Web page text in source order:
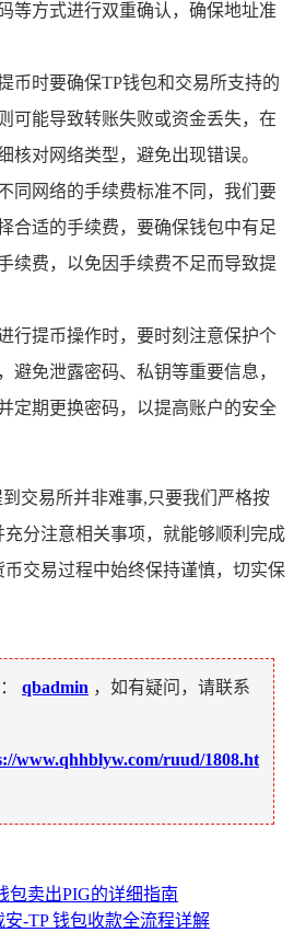
等方式进行双重确认，确保地址准
币时要确保TP钱包和交易所支持的
可能导致转账失败或资金丢失，在
核对网络类型，避免出现错误。
同网络的手续费标准不同，我们要
合适的手续费，要确保钱包中有足
续费，以免因手续费不足而导致提
行提币操作时，要时刻注意保护个
，避免泄露密码、私钥等重要信息，
定期更换密码，以提高账户的安全
交易所并非难事,只要我们严格按
分注意相关事项，就能够顺利完成
交易过程中始终保持谨慎，切实保
qbadmin ，如有疑问，请联系
www.qhhblyw.com/ruud/1808.ht
包卖出PIG的详细指南
安-TP 钱包收款全流程详解